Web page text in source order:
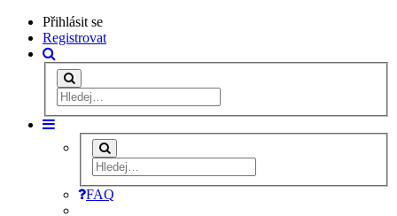
Přihlásit se
Registrovat
FAQ